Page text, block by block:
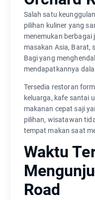
Salah satu
pilihan kuliner yang
menemukan berbagai
masakan Asia, Barat,
Bagi yang
mendapatkannya
Tersedia restoran
keluarga, kafe santai
makanan cepat saji
pilihan, wisatawan
tempat makan saat
Waktu
Road